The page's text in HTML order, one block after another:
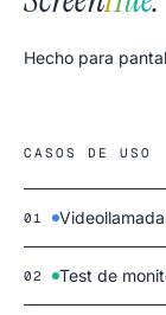
Hecho para
CASOS DE USO
01
02 Test de